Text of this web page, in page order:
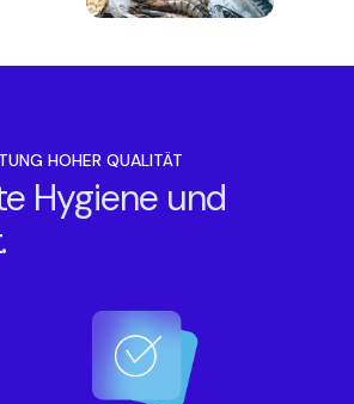
HOHER QUALITÄT
Hygiene und